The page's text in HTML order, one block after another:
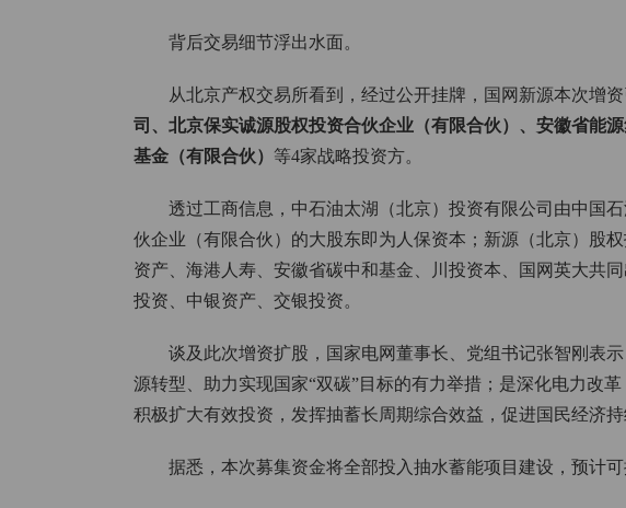
背后交易细节浮出水面。
从北京产权交易所看到，经过公开挂牌，国网新源本次增资
司、北京保实诚源股权投资合伙企业（有限合伙）、安徽省能
基金（有限合伙） 等4家战略投资方。
透过工商信息，中石油太湖（北京）投资有限公司由中国
伙企业（有限合伙）的大股东即为人保资本；新源（北京）股
资产、海港人寿、安徽省碳中和基金、川投资本、国网英大共
投资、中银资产、交银投资。
谈及此次增资扩股，国家电网董事长、党组书记张智刚表
源转型、助力实现国家“双碳”目标的有力举措；是深化电力改
积极扩大有效投资，发挥抽蓄长周期综合效益，促进国民经济持
据悉，本次募集资金将全部投入抽水蓄能项目建设，预计可